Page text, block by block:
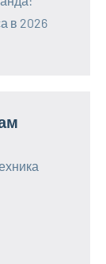
в 2026